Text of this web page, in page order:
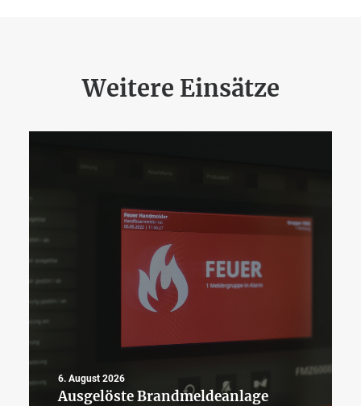
Weitere Einsätze
6. August 2026
Ausgelöste Brandmeldeanlage